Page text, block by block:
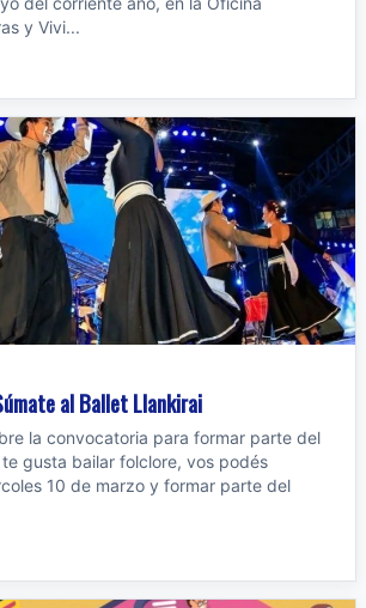
y Vivi...
al Ballet Llankirai
la convocatoria para formar parte del
te gusta bailar folclore, vos podés
10 de marzo y formar parte del